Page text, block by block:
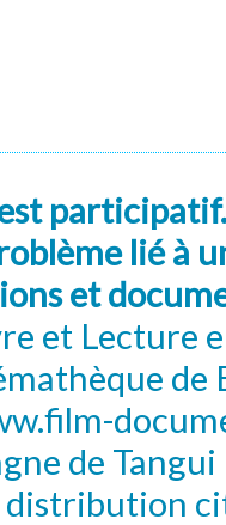
lié à
et
et Lecture
de
de
distribution